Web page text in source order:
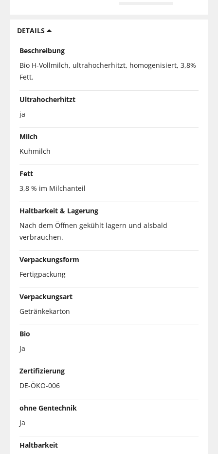
DETAILS
Beschreibung
Bio H-Vollmilch, ultrahocherhitzt, homogenisiert, 3,8%
Fett.
Ultrahocherhitzt
ja
Milch
Kuhmilch
Fett
3,8 % im Milchanteil
Haltbarkeit & Lagerung
Nach dem Öffnen gekühlt lagern und alsbald
verbrauchen.
Verpackungsform
Fertigpackung
Verpackungsart
Getränkekarton
Bio
Ja
Zertifizierung
DE-ÖKO-006
ohne Gentechnik
Ja
Haltbarkeit